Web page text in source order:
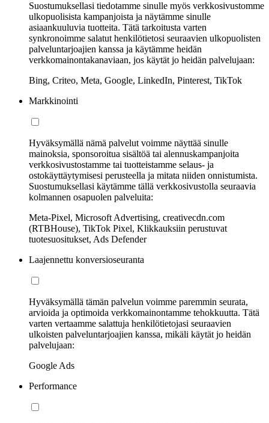
Suostumuksellasi tiedotamme sinulle myös verkkosivustomme
ulkopuolisista kampanjoista ja näytämme sinulle
asiaankuuluvia tuotteita. Tätä tarkoitusta varten
synkronoimme salatut henkilötietosi seuraavien ulkopuolisten
palveluntarjoajien kanssa ja käytämme heidän
verkkomainontakanaviaan, jos käytät jo heidän palvelujaan:
Bing, Criteo, Meta, Google, LinkedIn, Pinterest, TikTok
Markkinointi
Hyväksymällä nämä palvelut voimme näyttää sinulle
mainoksia, sponsoroitua sisältöä tai alennuskampanjoita
verkkosivustostamme tai tuotteistamme selaus- ja
ostokäyttäytymisesi perusteella ja mitata niiden onnistumista.
Suostumuksellasi käytämme tällä verkkosivustolla seuraavia
kolmannen osapuolen palveluita:
Meta-Pixel, Microsoft Advertising, creativecdn.com
(RTBHouse), TikTok Pixel, Klikkauksiin perustuvat
tuotesuositukset, Ads Defender
Laajennettu konversioseuranta
Hyväksymällä tämän palvelun voimme paremmin seurata,
arvioida ja optimoida verkkomainontamme tehokkuutta. Tätä
varten vertaamme salattuja henkilötietojasi seuraavien
ulkoisten palveluntarjoajien kanssa, mikäli käytät jo heidän
palvelujaan:
Google Ads
Performance